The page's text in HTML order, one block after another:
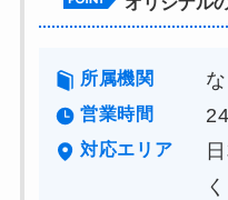
所属機関
営業時間
対応エリア
く